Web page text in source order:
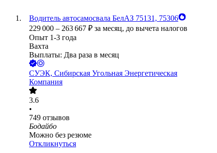
Водитель автосамосвала БелАЗ 75131, 75306
229 000 – 263 667 ₽ за месяц, до вычета налогов
Опыт 1-3 года
Вахта
Выплаты: Два раза в месяц
СУЭК, Сибирская Угольная Энергетическая
Компания
3.6
•
749 отзывов
Бодайбо
Можно без резюме
Откликнуться